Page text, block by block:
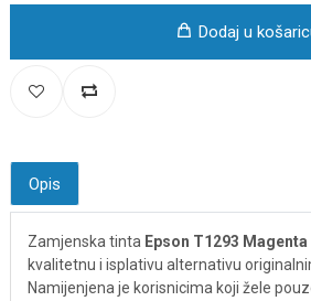
Dodaj u
Opis
Zamjenska tinta Epson T1293
kvalitetnu i isplativu alternativu
Namijenjena je korisnicima koji žele